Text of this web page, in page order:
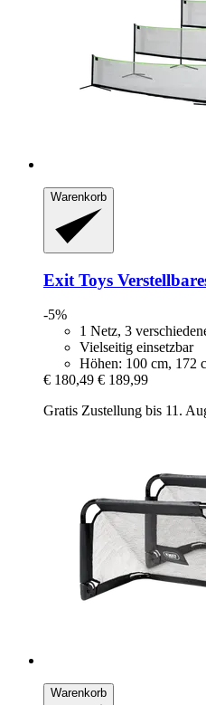
Warenkorb
Exit Toys
-5%
1 Netz, 3
Vielseitig einsetzbar
Höhen: 100 cm, 172
€ 180,49 € 189,99
Gratis Zustellung bis 11.
Warenkorb